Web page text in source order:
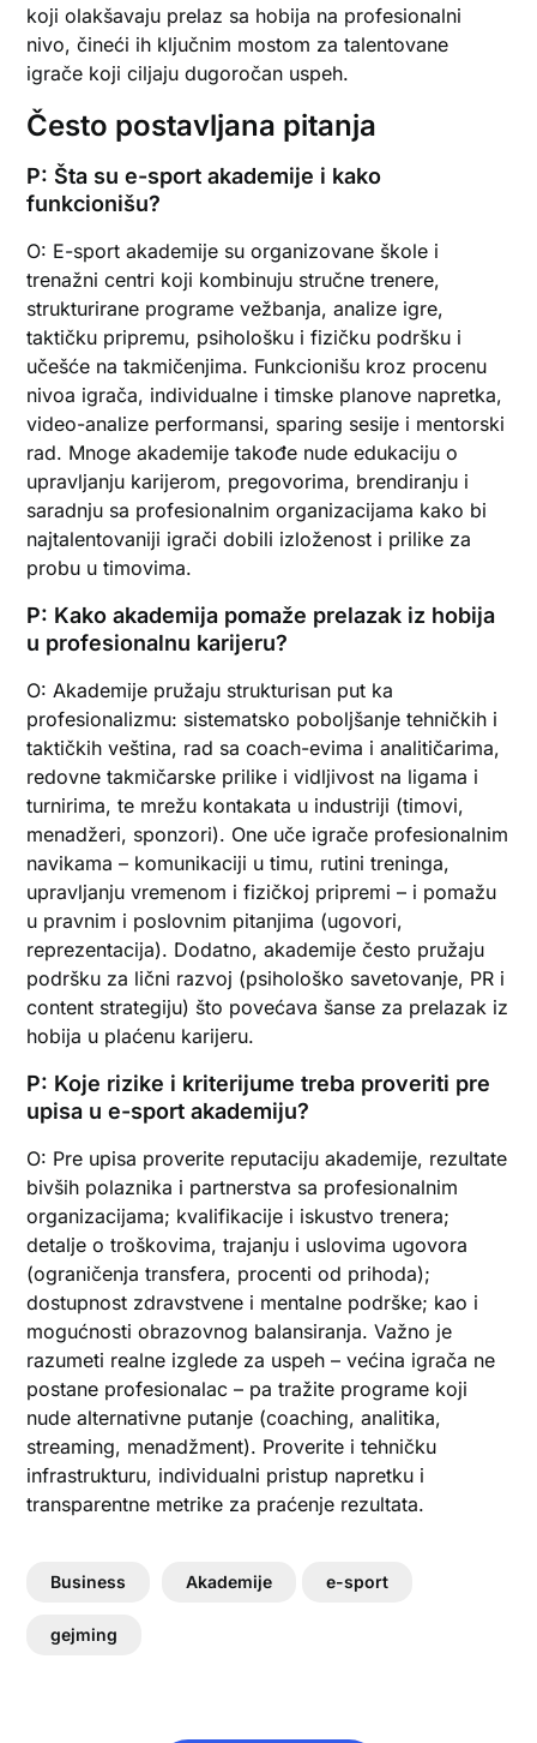
koji olakšavaju prelaz sa hobija na profesionalni
nivo, čineći ih ključnim mostom za talentovane
igrače koji ciljaju dugoročan uspeh.
Često postavljana pitanja
P: Šta su e-sport akademije i kako
funkcionišu?
O: E-sport akademije su organizovane škole i
trenažni centri koji kombinuju stručne trenere,
strukturirane programe vežbanja, analize igre,
taktičku pripremu, psihološku i fizičku podršku i
učešće na takmičenjima. Funkcionišu kroz procenu
nivoa igrača, individualne i timske planove napretka,
video-analize performansi, sparing sesije i mentorski
rad. Mnoge akademije takođe nude edukaciju o
upravljanju karijerom, pregovorima, brendiranju i
saradnju sa profesionalnim organizacijama kako bi
najtalentovaniji igrači dobili izloženost i prilike za
probu u timovima.
P: Kako akademija pomaže prelazak iz hobija
u profesionalnu karijeru?
O: Akademije pružaju strukturisan put ka
profesionalizmu: sistematsko poboljšanje tehničkih i
taktičkih veština, rad sa coach-evima i analitičarima,
redovne takmičarske prilike i vidljivost na ligama i
turnirima, te mrežu kontakata u industriji (timovi,
menadžeri, sponzori). One uče igrače profesionalnim
navikama – komunikaciji u timu, rutini treninga,
upravljanju vremenom i fizičkoj pripremi – i pomažu
u pravnim i poslovnim pitanjima (ugovori,
reprezentacija). Dodatno, akademije često pružaju
podršku za lični razvoj (psihološko savetovanje, PR i
content strategiju) što povećava šanse za prelazak iz
hobija u plaćenu karijeru.
P: Koje rizike i kriterijume treba proveriti pre
upisa u e-sport akademiju?
O: Pre upisa proverite reputaciju akademije, rezultate
bivših polaznika i partnerstva sa profesionalnim
organizacijama; kvalifikacije i iskustvo trenera;
detalje o troškovima, trajanju i uslovima ugovora
(ograničenja transfera, procenti od prihoda);
dostupnost zdravstvene i mentalne podrške; kao i
mogućnosti obrazovnog balansiranja. Važno je
razumeti realne izglede za uspeh – većina igrača ne
postane profesionalac – pa tražite programe koji
nude alternativne putanje (coaching, analitika,
streaming, menadžment). Proverite i tehničku
infrastrukturu, individualni pristup napretku i
transparentne metrike za praćenje rezultata.
Business Akademije e-sport
gejming